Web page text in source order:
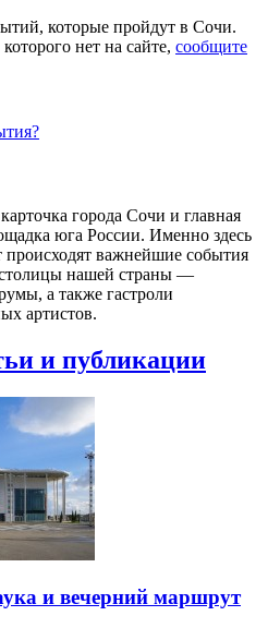
которые пройдут в Сочи.
нет на сайте, сообщите
города Сочи и главная
юга России. Именно здесь
важнейшие события
нашей страны —
а также гастроли
артистов.
и публикации
и вечерний маршрут